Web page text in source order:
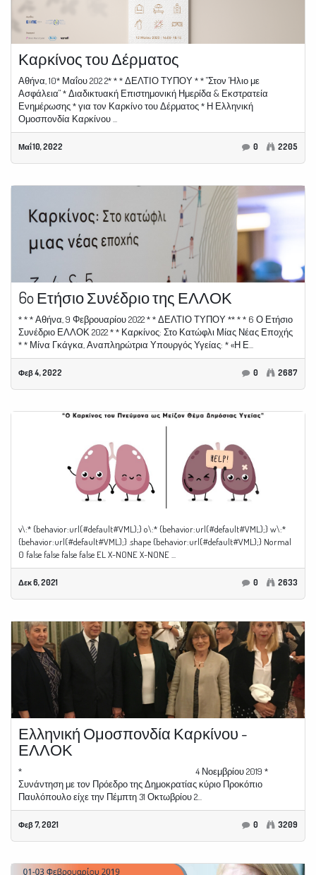
Καρκίνος του Δέρματος
Αθήνα, 10* Μαΐου 202 2* * * ΔΕΛΤΙΟ ΤΥΠΟΥ * * "Στον Ήλιο με
Ασφάλεια" * Διαδικτυακή Επιστημονική Ημερίδα & Εκστρατεία
Ενημέρωσης * για τον Καρκίνο του Δέρματος * Η Ελληνική
Ομοσπονδία Καρκίνου ...
Μαΐ 10, 2022 0 2205
6o Ετήσιο Συνέδριο της ΕΛΛΟΚ
* * * Αθήνα, 9 Φεβρουαρίου 2022 * * ΔΕΛΤΙΟ ΤΥΠΟΥ ** * * 6 Ο Ετήσιο
Συνέδριο ΕΛΛΟΚ 2022 * * Καρκίνος: Στο Κατώφλι Μίας Νέας Εποχής
* * Μίνα Γκάγκα, Αναπληρώτρια Υπουργός Υγείας: * «Η Ε...
Φεβ 4, 2022 0 2687
v\:* {behavior:url(#default#VML);} o\:* {behavior:url(#default#VML);} w\:*
{behavior:url(#default#VML);} .shape {behavior:url(#default#VML);} Normal
0 false false false false EL X-NONE X-NONE ...
Δεκ 6, 2021 0 2633
Ελληνική Ομοσπονδία Καρκίνου -
ΕΛΛΟΚ
* 4 Νοεμβρίου 2019 *
Συνάντηση με τον Πρόεδρο της Δημοκρατίας κύριο Προκόπιο
Παυλόπουλο είχε την Πέμπτη 31 Οκτωβρίου 2...
Φεβ 7, 2021 0 3209